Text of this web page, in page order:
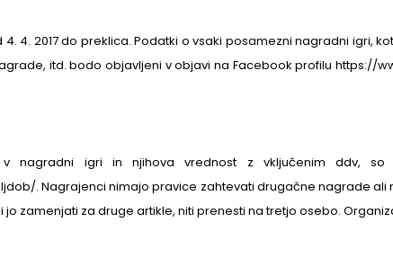
4. 2017 do preklica. Podatki o vsaki posamezni nagradni igri,
itd. bodo objavljeni v objavi na Facebook profilu https://
nagradni igri in njihova vrednost z vključenim ddv,
. Nagrajenci nimajo pravice zahtevati drugačne nagrade ali
zamenjati za druge artikle, niti prenesti na tretjo osebo.